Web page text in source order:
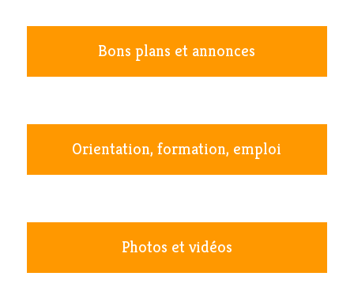
Bons plans et annonces
Orientation, formation, emploi
Photos et vidéos